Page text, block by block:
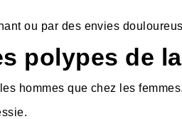
ou par des envies
polypes de
hommes que chez les femmes.